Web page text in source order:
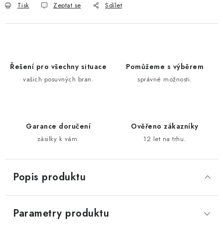
Tisk Zeptat se Sdílet
Řešení pro všechny situace
vašich posuvných bran.
Pomůžeme s výběrem
správné možnosti.
Garance doručení
zásilky k vám.
Ověřeno zákazníky
12 let na trhu.
Popis produktu
Parametry produktu